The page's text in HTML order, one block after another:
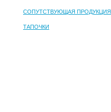
СОПУТСТВУЮЩАЯ ПРОДУКЦИЯ
ТАПОЧКИ